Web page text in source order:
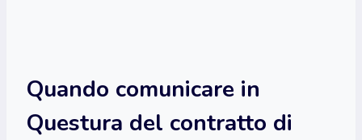
Quando comunicare in
Questura del contratto di